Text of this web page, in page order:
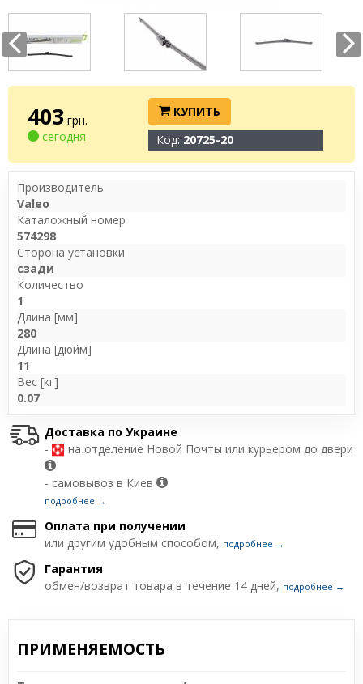
403 грн.
сегодня
КУПИТЬ
Код: 20725-20
Производитель
Valeo
Каталожный номер
574298
Сторона установки
сзади
Количество
1
Длина [мм]
280
Длина [дюйм]
11
Вес [кг]
0.07
Доставка по Украине
-
на отделение Новой Почты или курьером до двери
- самовывоз в Киев
подробнее →
Оплата при получении
или другим удобным способом, подробнее →
Гарантия
обмен/возврат товара в течение 14 дней, подробнее →
ПРИМЕНЯЕМОСТЬ